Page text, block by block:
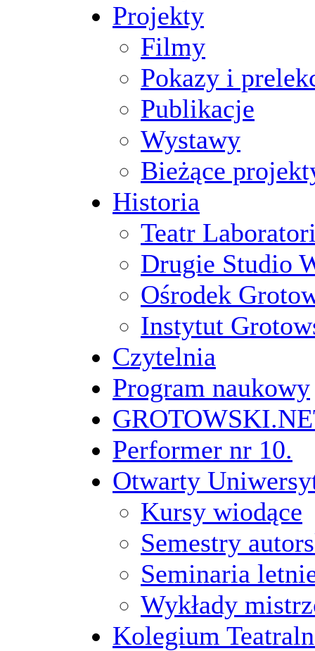
Projekty
Filmy
Pokazy i
Publikacje
Wystawy
Bieżące
Historia
Teatr
Drugie Studio
Ośrodek
Instytut
Czytelnia
Program naukowy
Performer nr 10.
Otwarty
Kursy wiodące
Semestry
Seminaria
Wykłady
Kolegium